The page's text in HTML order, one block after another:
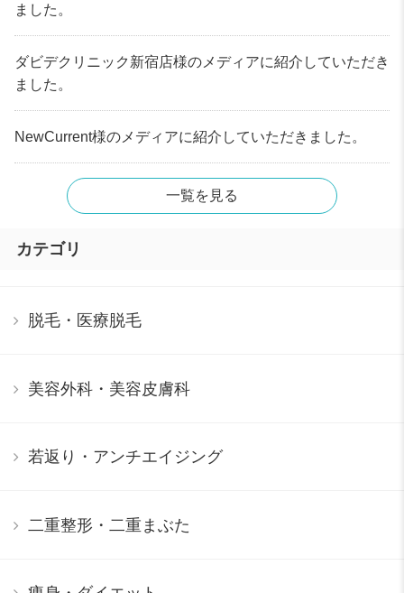
ました。
ダビデクリニック新宿店様のメディアに紹介していただき
ました。
NewCurrent様のメディアに紹介していただきました。
一覧を見る
カテゴリ
脱毛・医療脱毛
美容外科・美容皮膚科
若返り・アンチエイジング
二重整形・二重まぶた